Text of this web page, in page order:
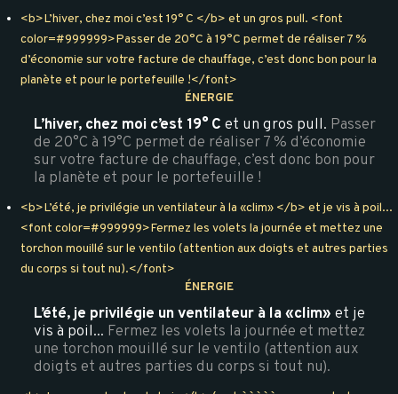
<b>L’hiver, chez moi c’est 19° C </b> et un gros pull. <font
color=#999999>Passer de 20°C à 19°C permet de réaliser 7 %
d’économie sur votre facture de chauffage, c’est donc bon pour la
planète et pour le portefeuille !</font>
ÉNERGIE
L’hiver, chez moi c’est 19° Cet un gros pull. Passer
de 20°C à 19°C permet de réaliser 7 % d’économie
sur votre facture de chauffage, c’est donc bon pour
la planète et pour le portefeuille !
<b>L’été, je privilégie un ventilateur à la «clim» </b> et je vis à poil...
<font color=#999999>Fermez les volets la journée et mettez une
torchon mouillé sur le ventilo (attention aux doigts et autres parties
du corps si tout nu).</font>
ÉNERGIE
L’été, je privilégie un ventilateur à la «clim»et je
vis à poil... Fermez les volets la journée et mettez
une torchon mouillé sur le ventilo (attention aux
doigts et autres parties du corps si tout nu).